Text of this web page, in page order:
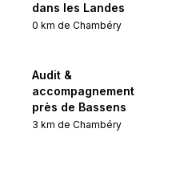
dans les Landes
0 km de Chambéry
Audit &
accompagnement
près de Bassens
3 km de Chambéry